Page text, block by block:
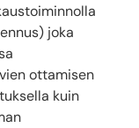
joka
ottamisen
kuin